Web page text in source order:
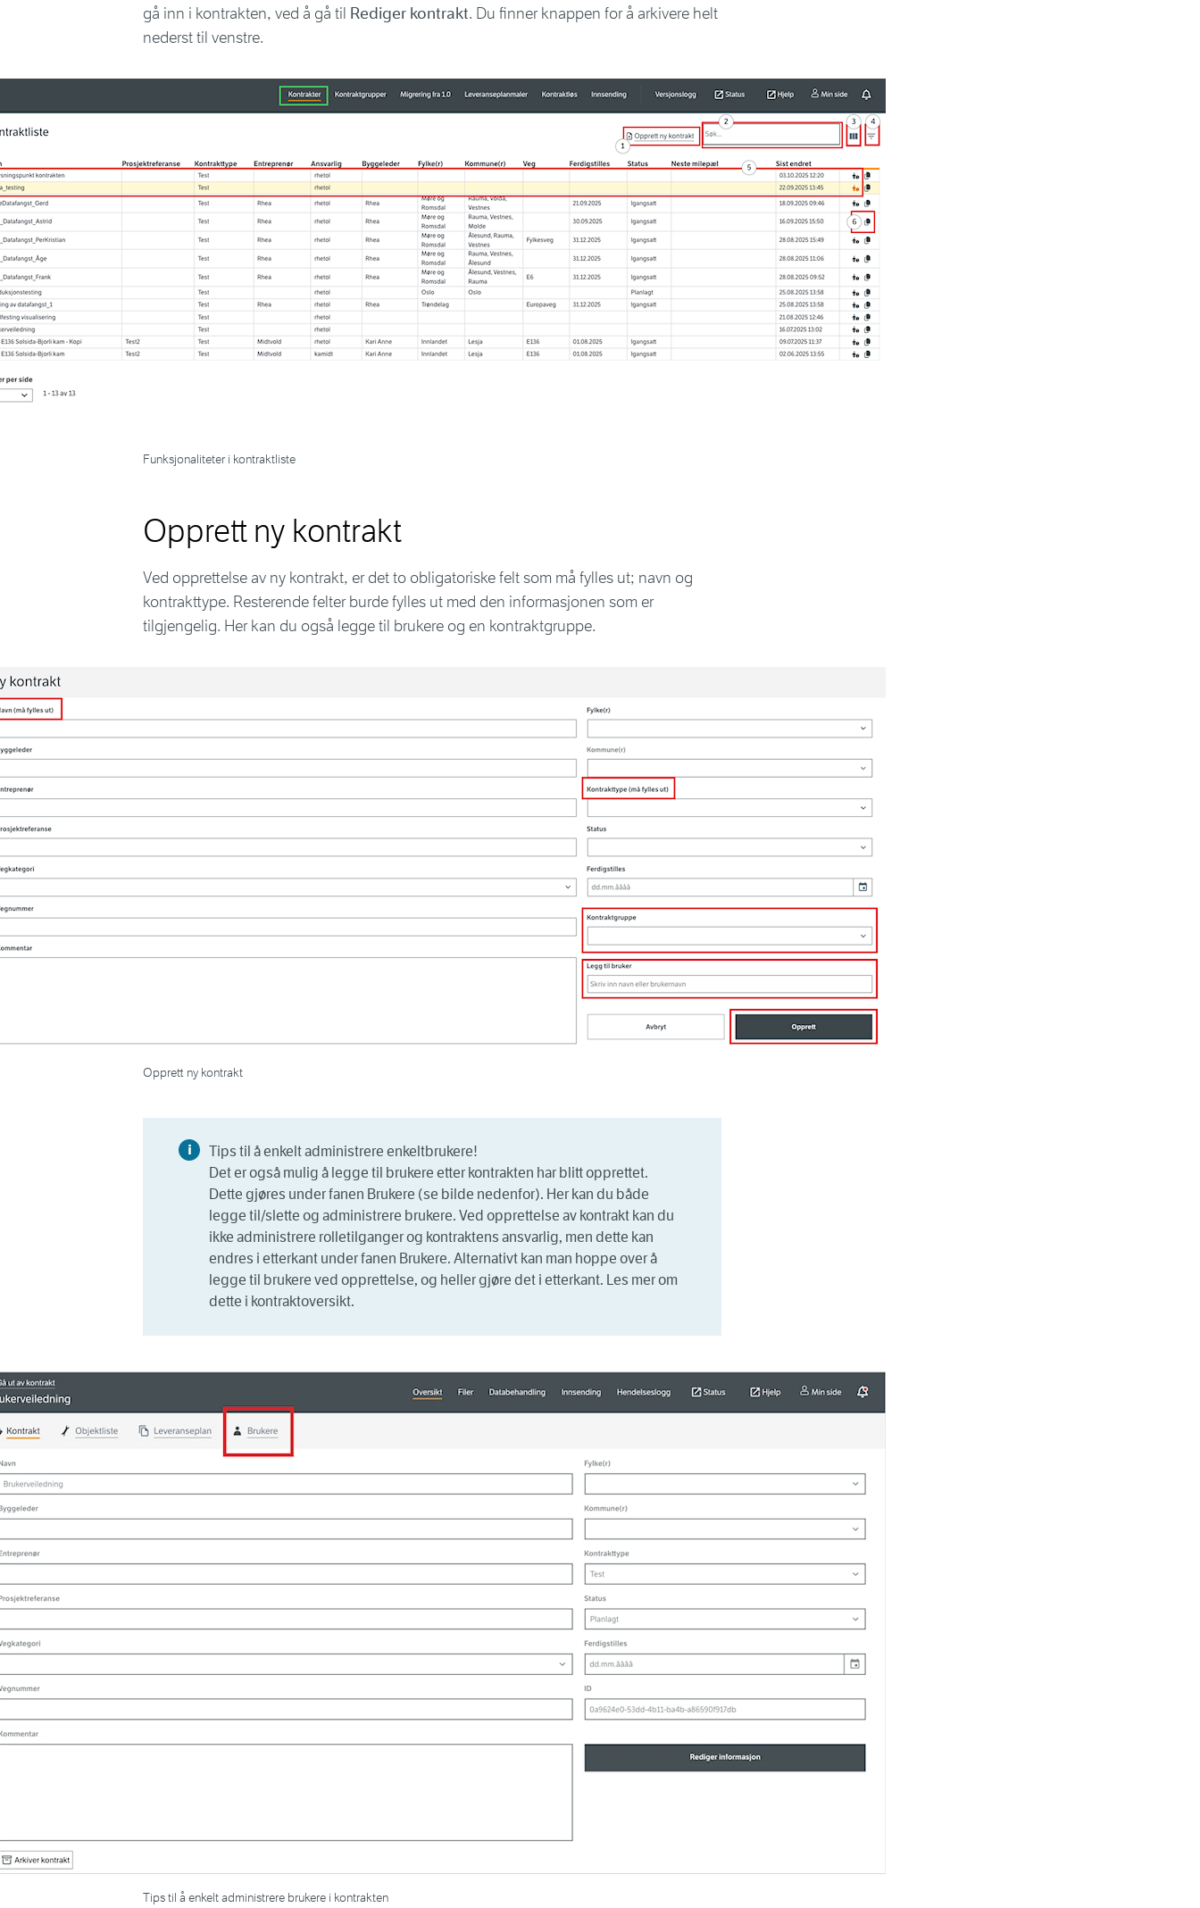
gå inn i kontrakten, ved å gå til Rediger kontrakt. Du finner knappen for å arkivere helt
nederst til venstre.
Funksjonaliteter i kontraktliste
Opprett ny kontrakt
Ved opprettelse av ny kontrakt, er det to obligatoriske felt som må fylles ut; navn og
kontrakttype. Resterende felter burde fylles ut med den informasjonen som er
tilgjengelig. Her kan du også legge til brukere og en kontraktgruppe.
Opprett ny kontrakt
Tips til å enkelt administrere enkeltbrukere!
Det er også mulig å legge til brukere etter kontrakten har blitt opprettet.
Dette gjøres under fanen Brukere (se bilde nedenfor). Her kan du både
legge til/slette og administrere brukere. Ved opprettelse av kontrakt kan du
ikke administrere rolletilganger og kontraktens ansvarlig, men dette kan
endres i etterkant under fanen Brukere. Alternativt kan man hoppe over å
legge til brukere ved opprettelse, og heller gjøre det i etterkant. Les mer om
dette i kontraktoversikt.
Tips til å enkelt administrere brukere i kontrakten